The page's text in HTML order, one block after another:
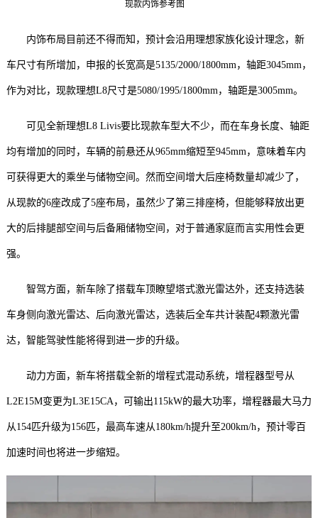
现款内饰参考图
内饰布局目前还不得而知，预计会沿用理想家族化设计理念，新
车尺寸有所增加，申报的长宽高是5135/2000/1800mm，轴距3045mm，
作为对比，现款理想L8尺寸是5080/1995/1800mm，轴距是3005mm。
可见全新理想L8 Livis要比现款车型大不少，而在车身长度、轴距
均有增加的同时，车辆的前悬还从965mm缩短至945mm，意味着车内
可获得更大的乘坐与储物空间。然而空间增大后座椅数量却减少了，
从现款的6座改成了5座布局，虽然少了第三排座椅，但能够释放出更
大的后排腿部空间与后备厢储物空间，对于普通家庭而言实用性会更
强。
智驾方面，新车除了搭载车顶瞭望塔式激光雷达外，还支持选装
车身侧向激光雷达、后向激光雷达，选装后全车共计装配4颗激光雷
达，智能驾驶性能将得到进一步的升级。
动力方面，新车将搭载全新的增程式混动系统，增程器型号从
L2E15M变更为L3E15CA，可输出115kW的最大功率，增程器最大马力
从154匹升级为156匹，最高车速从180km/h提升至200km/h，预计零百
加速时间也将进一步缩短。